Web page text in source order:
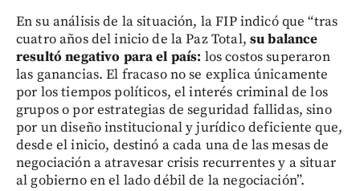
En su análisis de la situación, la FIP indicó que “tras
cuatro años del inicio de la Paz Total, su balance
resultó negativo para el país: los costos superaron
las ganancias. El fracaso no se explica únicamente
por los tiempos políticos, el interés criminal de los
grupos o por estrategias de seguridad fallidas, sino
por un diseño institucional y jurídico deficiente que,
desde el inicio, destinó a cada una de las mesas de
negociación a atravesar crisis recurrentes y a situar
al gobierno en el lado débil de la negociación”.